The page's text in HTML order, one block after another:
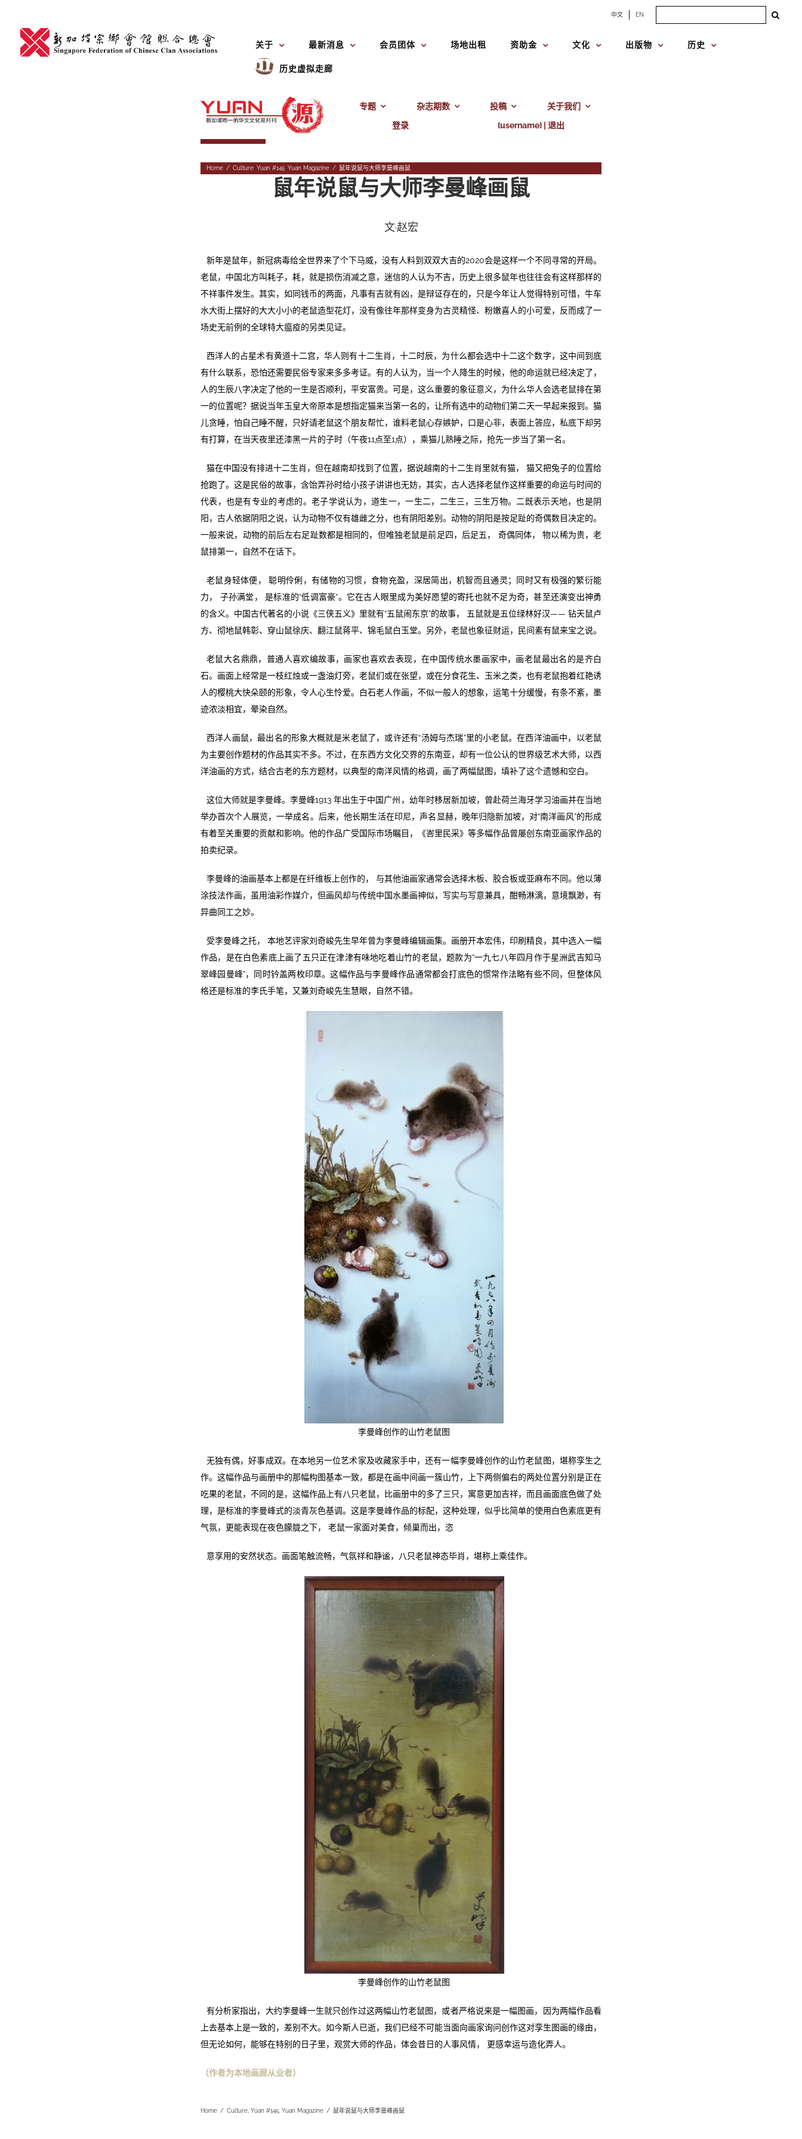
content
中文 EN
关于
最新消息 会员团体 场地出租 资助金 文化 出版物 历史
历史虚拟走廊
专题 杂志期数 投稿
关于我们
登录
{username} | 退出
Home / Culture, Yuan #145, Yuan Magazine / 鼠年说鼠与大师李曼峰画鼠
鼠年说鼠与大师李曼峰画鼠
文·赵宏
新年是鼠年，新冠病毒给全世界来了个下马威，没有人料到双双大吉的2020会是这样一个不同寻常的开局。
老鼠，中国北方叫耗子，耗，就是损伤消减之意，迷信的人认为不吉，历史上很多鼠年也往往会有这样那样的
不祥事件发生。其实，如同钱币的两面，凡事有吉就有凶，是辩证存在的，只是今年让人觉得特别可惜，牛车
水大街上摆好的大大小小的老鼠造型花灯，没有像往年那样变身为古灵精怪、粉嫩喜人的小可爱，反而成了一
场史无前例的全球特大瘟疫的另类见证。
西洋人的占星术有黄道十二宫，华人则有十二生肖，十二时辰，为什么都会选中十二这个数字，这中间到底
有什么联系，恐怕还需要民俗专家来多多考证。有的人认为，当一个人降生的时候，他的命运就已经决定了，
人的生辰八字决定了他的一生是否顺利，平安富贵。可是，这么重要的象征意义，为什么华人会选老鼠排在第
一的位置呢？据说当年玉皇大帝原本是想指定猫来当第一名的，让所有选中的动物们第二天一早起来报到。猫
儿贪睡，怕自己睡不醒，只好请老鼠这个朋友帮忙，谁料老鼠心存嫉妒，口是心非，表面上答应，私底下却另
有打算，在当天夜里还漆黑一片的子时（午夜11点至1点），乘猫儿熟睡之际，抢先一步当了第一名。
猫在中国没有排进十二生肖，但在越南却找到了位置，据说越南的十二生肖里就有猫， 猫又把兔子的位置给
抢跑了。这是民俗的故事，含饴弄孙时给小孩子讲讲也无妨，其实，古人选择老鼠作这样重要的命运与时间的
代表，也是有专业的考虑的。老子学说认为，道生一，一生二，二生三，三生万物。二既表示天地，也是阴
阳，古人依据阴阳之说，认为动物不仅有雄雌之分，也有阴阳差别。动物的阴阳是按足趾的奇偶数目决定的。
一般来说，动物的前后左右足趾数都是相同的，但唯独老鼠是前足四，后足五， 奇偶同体， 物以稀为贵，老
鼠排第一，自然不在话下。
老鼠身轻体便， 聪明伶俐，有储物的习惯，食物充盈，深居简出，机智而且通灵；同时又有极强的繁衍能
力， 子孙满堂， 是标准的“低调富豪”。它在古人眼里成为美好愿望的寄托也就不足为奇，甚至还演变出神勇
的含义。中国古代著名的小说《三侠五义》里就有“五鼠闹东京”的故事， 五鼠就是五位绿林好汉—— 钻天鼠卢
方、彻地鼠韩彰、穿山鼠徐庆、翻江鼠蒋平、锦毛鼠白玉堂。另外，老鼠也象征财运，民间素有鼠来宝之说。
老鼠大名鼎鼎，普通人喜欢编故事，画家也喜欢去表现，在中国传统水墨画家中，画老鼠最出名的是齐白
石。画面上经常是一枝红烛或一盏油灯旁，老鼠们或在张望，或在分食花生、玉米之类，也有老鼠抱着红艳诱
人的樱桃大快朵颐的形象，令人心生怜爱。白石老人作画，不似一般人的想象，运笔十分缓慢，有条不紊，墨
迹浓淡相宜， 晕染自然。
西洋人画鼠，最出名的形象大概就是米老鼠了，或许还有“汤姆与杰瑞”里的小老鼠。在西洋油画中，以老鼠
为主要创作题材的作品其实不多。不过，在东西方文化交界的东南亚，却有一位公认的世界级艺术大师，以西
洋油画的方式，结合古老的东方题材，以典型的南洋风情的格调，画了两幅鼠图，填补了这个遗憾和空白。
这位大师就是李曼峰。李曼峰1913年出生于中国广州，幼年时移居新加坡，曾赴荷兰海牙学习油画并在当地
举办首次个人展览，一举成名。后来，他长期生活在印尼，声名显赫，晚年归隐新加坡，对“南洋画风”的形成
有着至关重要的贡献和影响。他的作品广受国际市场瞩目，《峇里民采》等多幅作品曾屡创东南亚画家作品的
拍卖纪录。
李曼峰的油画基本上都是在纤维板上创作的， 与其他油画家通常会选择木板、胶合板或亚麻布不同。他以薄
涂技法作画，虽用油彩作媒介，但画风却与传统中国水墨画神似，写实与写意兼具，酣畅淋漓，意境飘渺，有
异曲同工之妙。
受李曼峰之托， 本地艺评家刘奇峻先生早年曾为李曼峰编辑画集。画册开本宏伟，印刷精良，其中选入一幅
作品，是在白色素底上画了五只正在津津有味地吃着山竹的老鼠，题款为“一九七八年四月作于星洲武吉知马
翠峰园曼峰”，同时钤盖两枚印章。这幅作品与李曼峰作品通常都会打底色的惯常作法略有些不同，但整体风
格还是标准的李氏手笔，又兼刘奇峻先生慧眼，自然不错。
李曼峰创作的山竹老鼠图
无独有偶，好事成双。在本地另一位艺术家及收藏家手中，还有一幅李曼峰创作的山竹老鼠图，堪称孪生之
作。这幅作品与画册中的那幅构图基本一致，都是在画中间画一簇山竹，上下两侧偏右的两处位置分别是正在
吃果的老鼠，不同的是，这幅作品上有八只老鼠，比画册中的多了三只，寓意更加吉祥，而且画面底色做了处
理，是标准的李曼峰式的淡青灰色基调。这是李曼峰作品的标配，这种处理，似乎比简单的使用白色素底更有
气氛，更能表现在夜色朦胧之下， 老鼠一家面对美食，倾巢而出，恣
意享用的安然状态。画面笔触流畅，气氛祥和静谧，八只老鼠神态毕肖，堪称上乘佳作。
李曼峰创作的山竹老鼠图
有分析家指出，大约李曼峰一生就只创作过这两幅山竹老鼠图，或者严格说来是一幅图画，因为两幅作品看
上去基本上是一致的，差别不大。如今斯人已逝，我们已经不可能当面向画家询问创作这对孪生图画的缘由，
但无论如何，能够在特别的日子里，观赏大师的作品，体会昔日的人事风情， 更感幸运与造化弄人。
（作者为本地画廊从业者）
Home / Culture, Yuan #145, Yuan Magazine / 鼠年说鼠与大师李曼峰画鼠